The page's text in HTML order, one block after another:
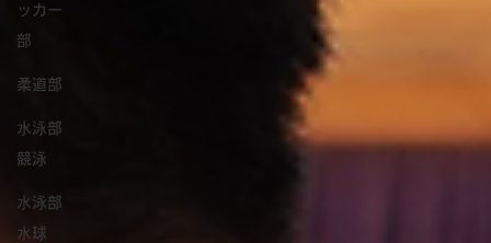
ッカー
部
柔道部
水泳部
競泳
水泳部
水球